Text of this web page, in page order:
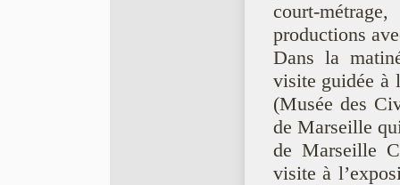
court-
productions
Dans la
visite guidée à
(Musée des
de Marseille
de Marseille
visite à